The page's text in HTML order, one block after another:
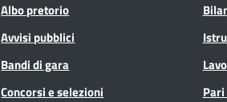
Albo pretorio
Avvisi pubblici
Bandi di gara
Concorsi e selezioni